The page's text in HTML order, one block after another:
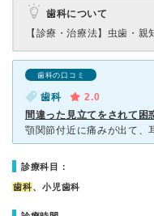
歯科について
【診療・治療法】 虫歯・親
歯科の口コミ
歯科
2.0
間違った見立てをされて困
診療科目：
歯科、小児歯科